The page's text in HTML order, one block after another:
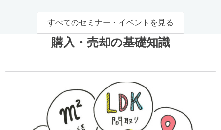
すべてのセミナー・イベントを見る
購入・売却の基礎知識